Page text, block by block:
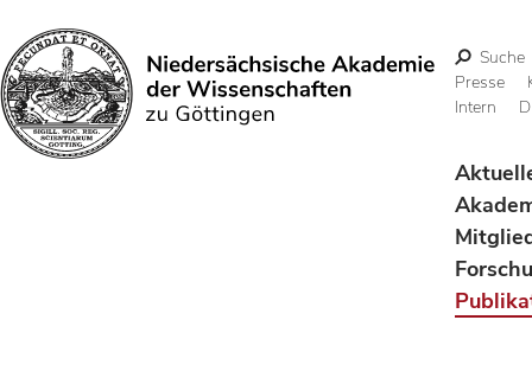
Suchen
Suche
Presse
Intern